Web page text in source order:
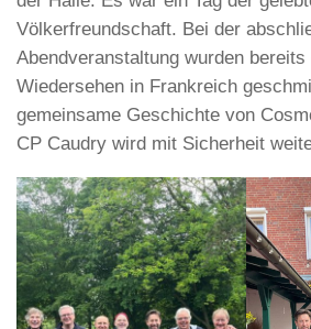
Völkerfreundschaft. Bei der
Abendveranstaltung wurden
Wiedersehen in Frankreich
gemeinsame Geschichte von
CP Caudry wird mit Sicherheit